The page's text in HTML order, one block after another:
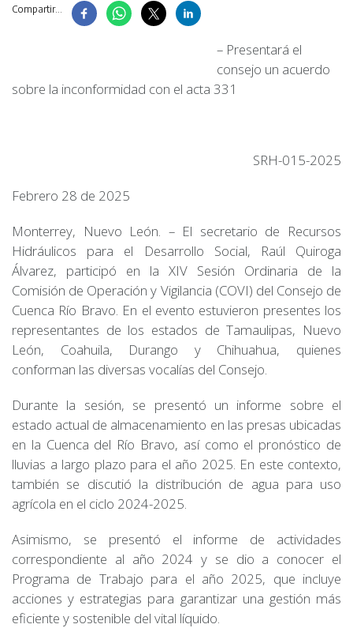
Compartir...
– Presentará el
consejo un acuerdo
sobre la inconformidad con el acta 331
SRH-015-2025
Febrero 28 de 2025
Monterrey, Nuevo León. – El secretario de Recursos
Hidráulicos para el Desarrollo Social, Raúl Quiroga
Álvarez, participó en la XIV Sesión Ordinaria de la
Comisión de Operación y Vigilancia (COVI) del Consejo de
Cuenca Río Bravo. En el evento estuvieron presentes los
representantes de los estados de Tamaulipas, Nuevo
León, Coahuila, Durango y Chihuahua, quienes
conforman las diversas vocalías del Consejo.
Durante la sesión, se presentó un informe sobre el
estado actual de almacenamiento en las presas ubicadas
en la Cuenca del Río Bravo, así como el pronóstico de
lluvias a largo plazo para el año 2025. En este contexto,
también se discutió la distribución de agua para uso
agrícola en el ciclo 2024-2025.
Asimismo, se presentó el informe de actividades
correspondiente al año 2024 y se dio a conocer el
Programa de Trabajo para el año 2025, que incluye
acciones y estrategias para garantizar una gestión más
eficiente y sostenible del vital líquido.